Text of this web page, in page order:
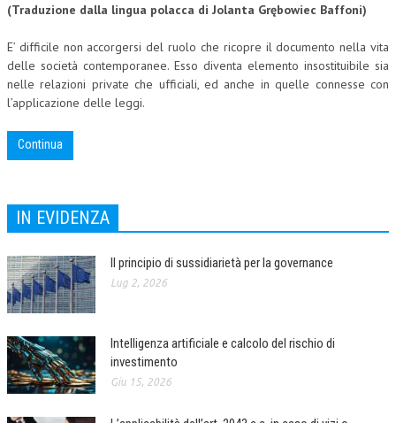
CORPORATE SOCIAL RESPONSIBILITY
ECONOMIA DELL’ARTE
INTERNAZIONALIZZAZIONE
HUMAN RESOURCES
TREASURY IN FINANCIAL SERVICES
RISK MANAGEMENT
PERSONA E CITTÀ
L’UMANISTA
(Traduzione dalla lingua polacca di Jolanta Grębowiec Baffoni)
E’ difficile non accorgersi del ruolo che ricopre il documento nella vita
delle società contemporanee. Esso diventa elemento insostituibile sia
nelle relazioni private che ufficiali, ed anche in quelle connesse con
l’applicazione delle leggi.
Continua
IN EVIDENZA
Il principio di sussidiarietà per la governance
Lug 2, 2026
Intelligenza artificiale e calcolo del rischio di
investimento
Giu 15, 2026